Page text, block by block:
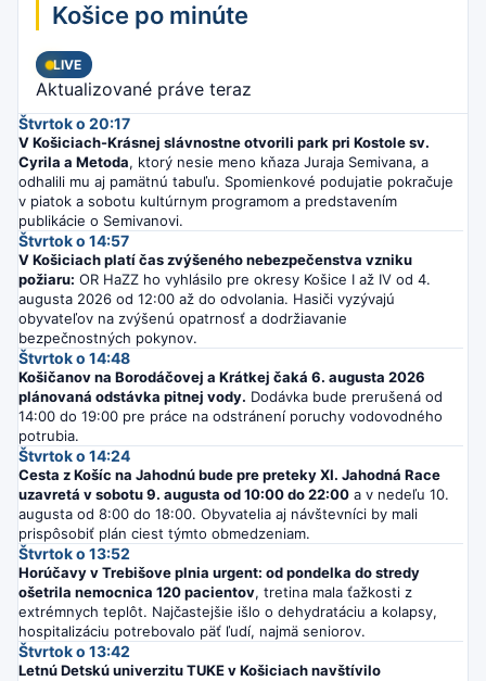
Košice po minúte
LIVE
Aktualizované práve teraz
Štvrtok o 20:17
V Košiciach-Krásnej slávnostne otvorili park pri Kostole sv.
Cyrila a Metoda, ktorý nesie meno kňaza Juraja Semivana, a
odhalili mu aj pamätnú tabuľu. Spomienkové podujatie pokračuje
v piatok a sobotu kultúrnym programom a predstavením
publikácie o Semivanovi.
Štvrtok o 14:57
V Košiciach platí čas zvýšeného nebezpečenstva vzniku
požiaru: OR HaZZ ho vyhlásilo pre okresy Košice I až IV od 4.
augusta 2026 od 12:00 až do odvolania. Hasiči vyzývajú
obyvateľov na zvýšenú opatrnosť a dodržiavanie
bezpečnostných pokynov.
Štvrtok o 14:48
Košičanov na Borodáčovej a Krátkej čaká 6. augusta 2026
plánovaná odstávka pitnej vody. Dodávka bude prerušená od
14:00 do 19:00 pre práce na odstránení poruchy vodovodného
potrubia.
Štvrtok o 14:24
Cesta z Košíc na Jahodnú bude pre preteky XI. Jahodná Race
uzavretá v sobotu 9. augusta od 10:00 do 22:00 a v nedeľu 10.
augusta od 8:00 do 18:00. Obyvatelia aj návštevníci by mali
prispôsobiť plán ciest týmto obmedzeniam.
Štvrtok o 13:52
Horúčavy v Trebišove plnia urgent: od pondelka do stredy
ošetrila nemocnica 120 pacientov, tretina mala ťažkosti z
extrémnych teplôt. Najčastejšie išlo o dehydratáciu a kolapsy,
hospitalizáciu potrebovalo päť ľudí, najmä seniorov.
Štvrtok o 13:42
Letnú Detskú univerzitu TUKE v Košiciach navštívilo